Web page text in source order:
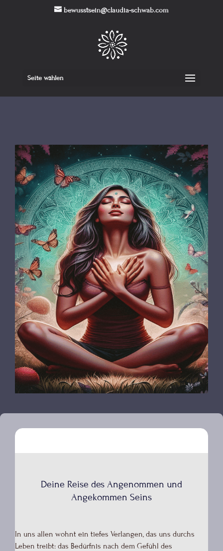
bewusstsein@claudia-schwab.com
Seite wählen
Deine Reise des Angenommen und
Angekommen Seins
In uns allen wohnt ein tiefes Verlangen, das uns durchs
Leben treibt: das Bedürfnis nach dem Gefühl des